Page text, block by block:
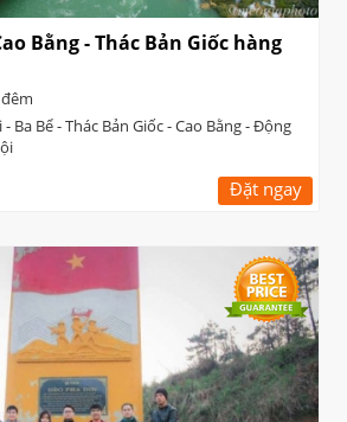
Bằng - Thác Bản Giốc hàng
- Ba Bể - Thác Bản Giốc - Cao Bằng - Động
Đặt ngay